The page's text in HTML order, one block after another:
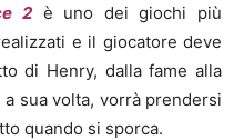
2è uno dei giochi più
e il giocatore deve
di Henry, dalla fame alla
sua volta, vorrà prendersi
quando si sporca.